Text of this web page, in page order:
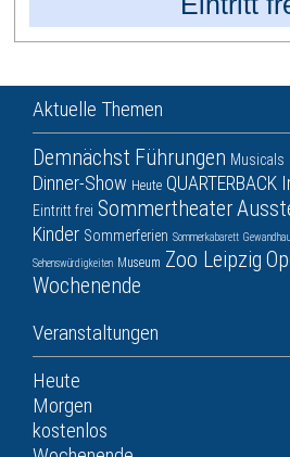
Aktuelle Themen
Demnächst Führungen Musicals
Dinner-Show Heute
Eintritt frei Sommertheater
Kinder Sommerferien Sommerkabarett
Sehenswürdigkeiten Museum Zoo Leipzig
Wochenende
Veranstaltungen
Heute
Morgen
kostenlos